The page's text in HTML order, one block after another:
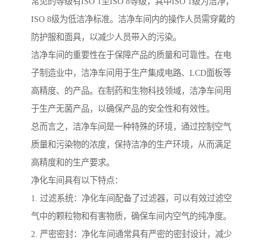
ISO 8级为低洁净标准。洁净车间内的操作人员需穿戴的
防护服和面具，以减少人员带入的污染。
洁净车间的重要性在于保障产品的质量和可靠性。在电
子制造业中，洁净车间用于生产集成电路、LCD面板等
高精度、的产品。在制药和生物科技领域，洁净车间用
于生产无菌产品，以确保产品的安全性和有效性。
总而言之，洁净车间是一种特殊的环境，通过控制空气
质量和污染物的浓度，保持洁净的生产环境，从而满足
高精度和的生产要求。
净化车间具有以下特点：
1. 过滤系统：净化车间配备了过滤器，可以有效过滤空
气中的颗粒物和有害物质，确保车间内空气的纯净度。
2. 严密密封：净化车间通常具有严密的密封设计，减少